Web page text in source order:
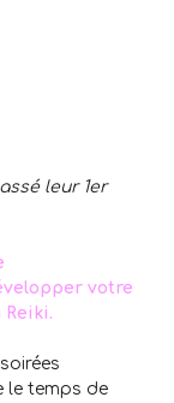
leur 1er
votre
le temps de